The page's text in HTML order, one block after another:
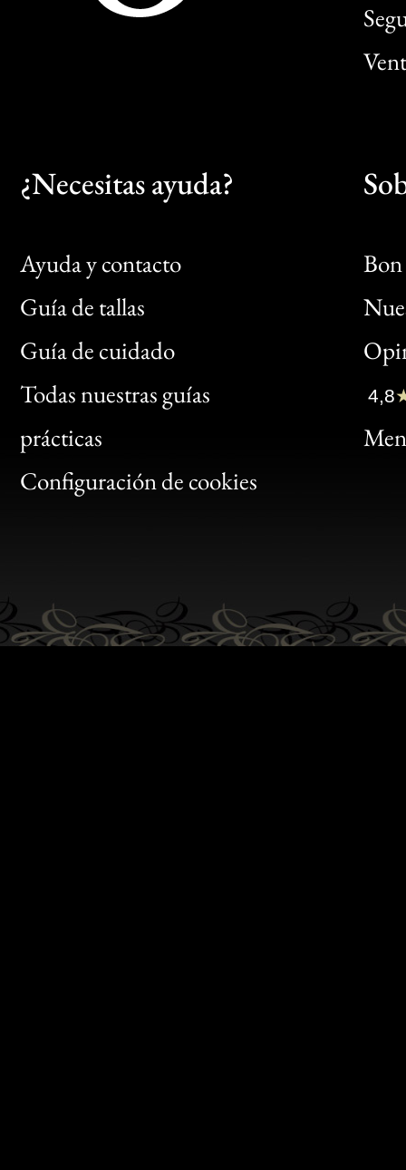
¿Necesitas ayuda?
Ayuda y contacto
Guía de tallas
Guía de cuidado
Todas nuestras guías
prácticas
Configuración de cookies
Bon
Clic
Bon
4,8